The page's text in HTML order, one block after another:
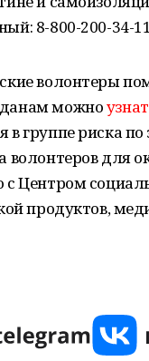
8-800-200-34-
волонтеры
можно
группе риска
волонтеров
с Центром
продуктов,